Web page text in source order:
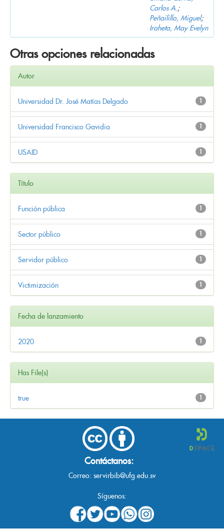
Carlos A.;
Peñailillo, Miguel;
Iraheta, May Evelyn
Otras opciones relacionadas
Autor
1
Universidad Dr. José Matías Delgado
1
Universidad Francisco Gavidia
1
USAID
Título
1
Función pública
1
Sector público
1
Servidor público
1
Victimización
Fecha de lanzamiento
1
2020
Has File(s)
1
true
Contáctanos:
Correo: servirbib@ufg.edu.sv
Síguenos: